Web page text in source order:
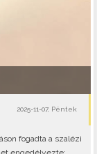
2025-11-07, Péntek
fogadta a szalézi